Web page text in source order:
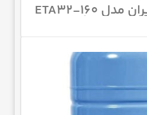
بوستر پمپ پمپیران مدل ETA32-160